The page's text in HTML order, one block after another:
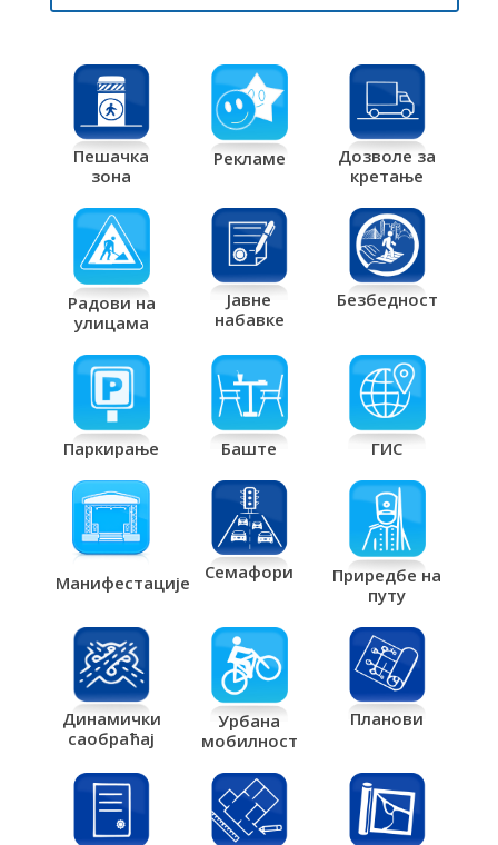
Пешачка
зона
Рекламе
Дозволе за
кретање
Радови на
улицама
Јавне
набавке
Безбедност
Паркирање Баште ГИС
Манифестације Семафори
Приредбе на
путу
Динамички
саобраћај
Урбана
мобилност
Планови